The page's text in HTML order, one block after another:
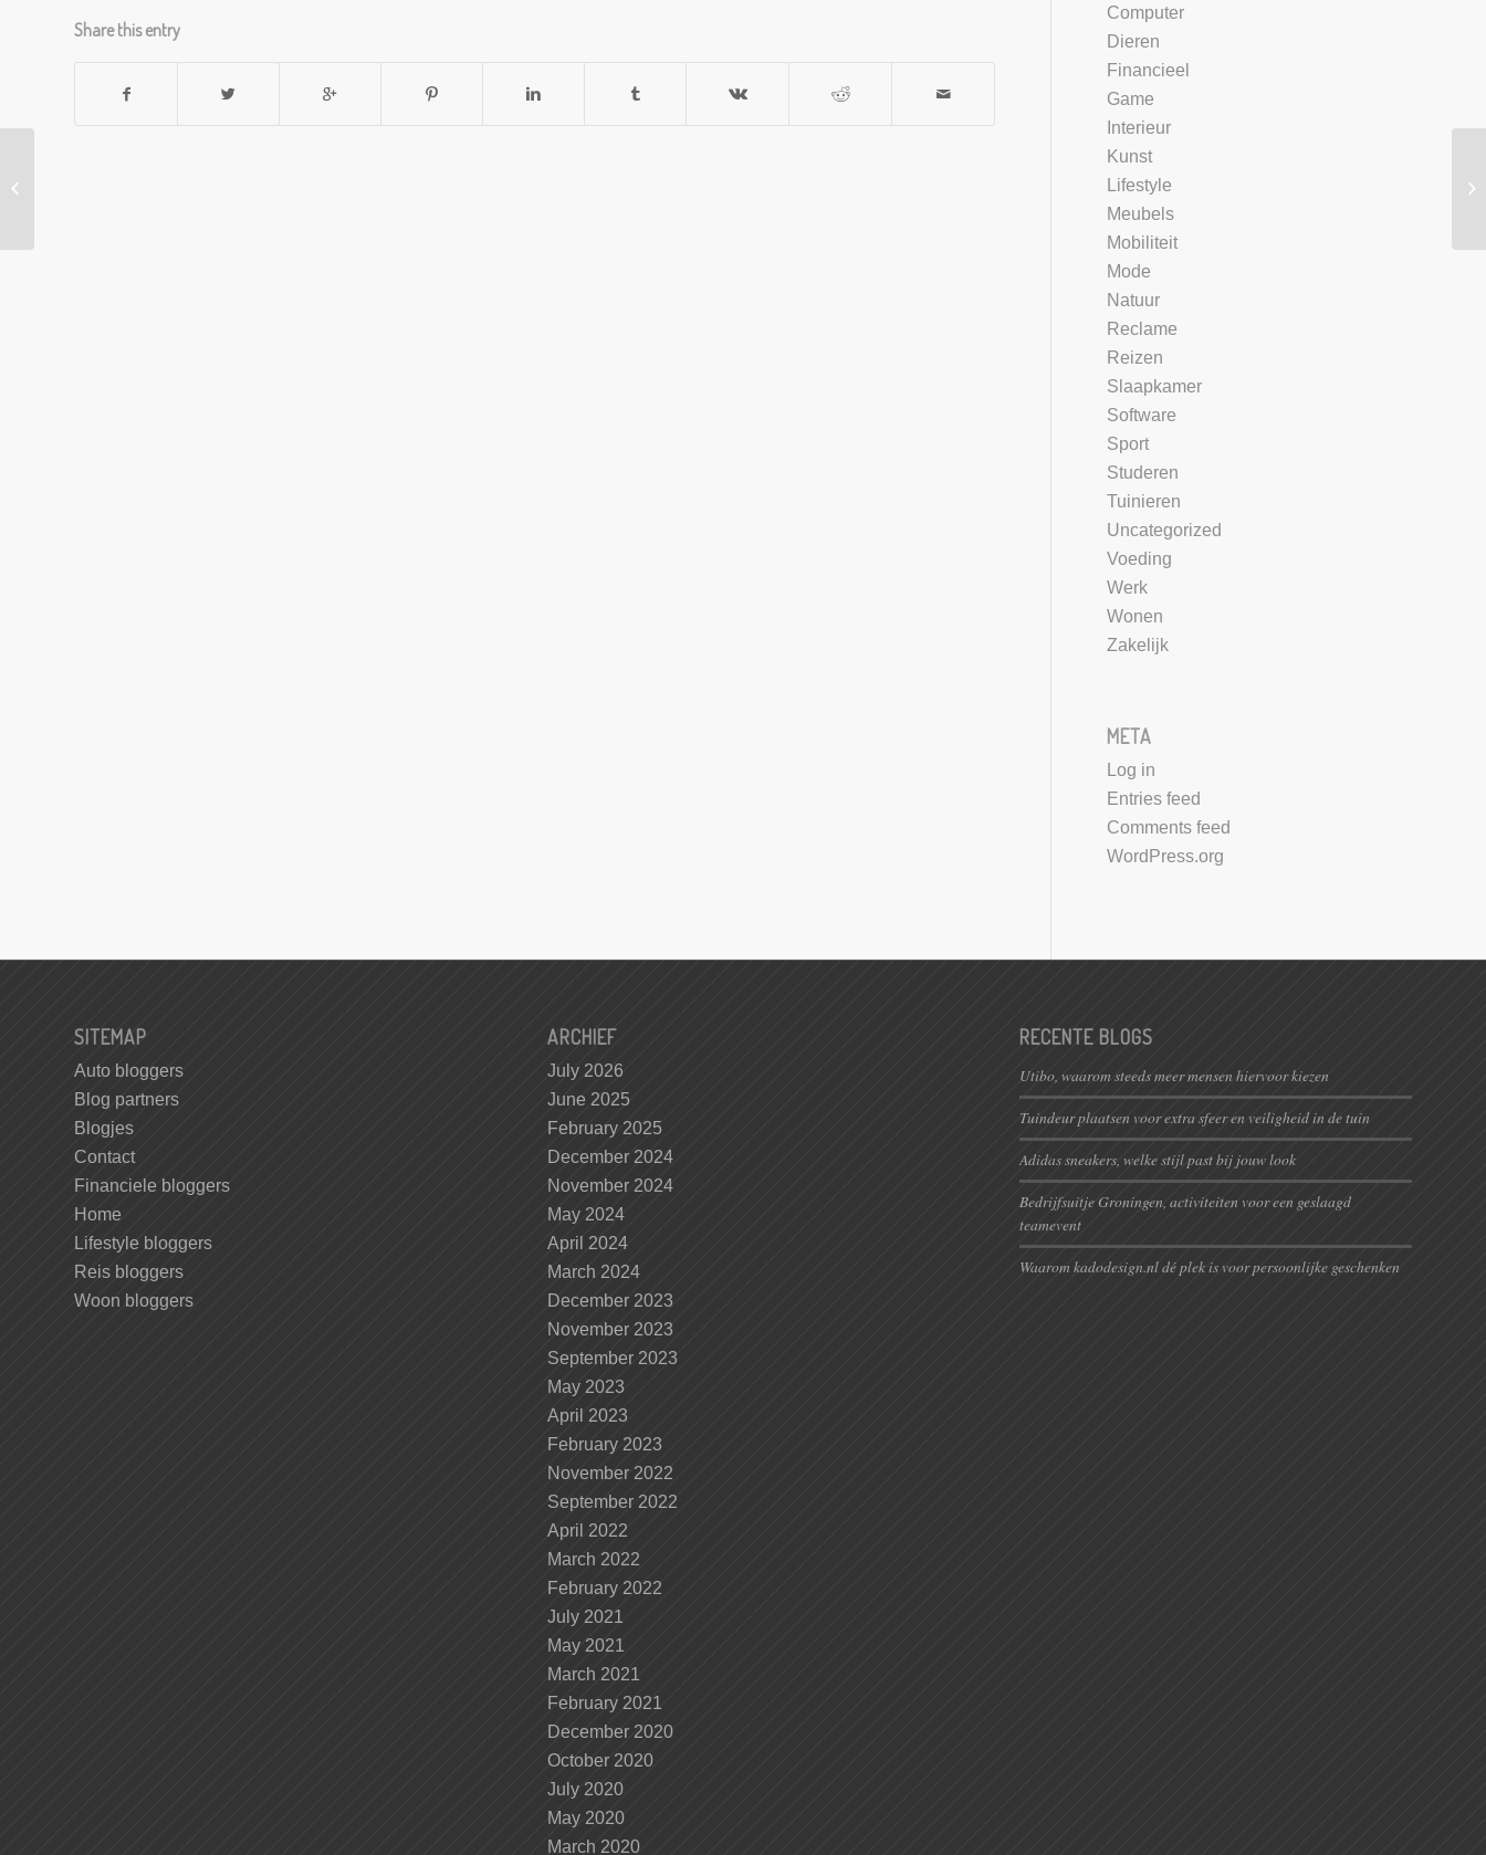
Share this entry
Computer
Dieren
Financieel
Game
Interieur
Kunst
Lifestyle
Meubels
Mobiliteit
Mode
Natuur
Reclame
Reizen
Slaapkamer
Software
Sport
Studeren
Tuinieren
Uncategorized
Voeding
Werk
Wonen
Zakelijk
META
Log in
Entries feed
Comments feed
WordPress.org
SITEMAP
Auto bloggers
Blog partners
Blogjes
Contact
Financiele bloggers
Home
Lifestyle bloggers
Reis bloggers
Woon bloggers
ARCHIEF
July 2026
June 2025
February 2025
December 2024
November 2024
May 2024
April 2024
March 2024
December 2023
November 2023
September 2023
May 2023
April 2023
February 2023
November 2022
September 2022
April 2022
March 2022
February 2022
July 2021
May 2021
March 2021
February 2021
December 2020
October 2020
July 2020
May 2020
March 2020
RECENTE BLOGS
Utibo, waarom steeds meer mensen hiervoor kiezen
Tuindeur plaatsen voor extra sfeer en veiligheid in de tuin
Adidas sneakers, welke stijl past bij jouw look
Bedrijfsuitje Groningen, activiteiten voor een geslaagd
teamevent
Waarom kadodesign.nl dé plek is voor persoonlijke geschenken